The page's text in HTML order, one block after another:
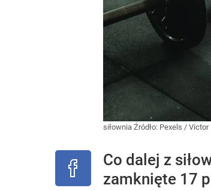
siłownia Źródło: Pexels / Victor
Co dalej z
zamknięte 17